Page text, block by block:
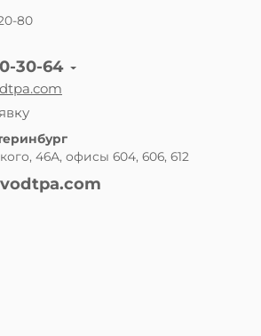
80
30-64
46А, офисы 604, 606, 612